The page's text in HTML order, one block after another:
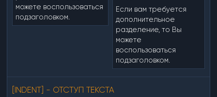
можете воспользоваться
подзаголовком.
Если вам требуется
дополнительное
разделение, то Вы
можете
воспользоваться
подзаголовком.
[INDENT] - ОТСТУП ТЕКСТА